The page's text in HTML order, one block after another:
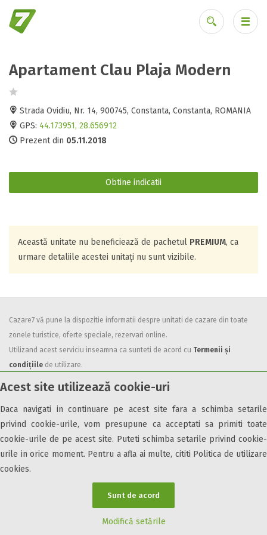
Acest site utilizează cookie-uri
Daca navigati in continuare pe acest site fara a schimba setarile
privind cookie-urile, vom presupune ca acceptati sa primiti toate
cookie-urile de pe acest site. Puteti schimba setarile privind cookie-
urile in orice moment. Pentru a afla ai multe, cititi Politica de utilizare
cookies.
Sunt de acord
Modifică setările
Ai uitat parola?
Apartament Clau Plaja Modern
Strada Ovidiu, Nr. 14, 900745, Constanta, Constanta, ROMANIA
GPS: 44.173951, 28.656912
Prezent din 05.11.2018
Obtine indicatii
Această unitate nu beneficiează de pachetul PREMIUM, ca
urmare detaliile acestei unitați nu sunt vizibile.
Cazare7 vă pune la dispozitie informatii despre unitati de cazare din toate
zonele turistice, oferte speciale, rezervari online.
Utilizand acest serviciu inseamna ca sunteti de acord cu Termenii și
condițiile de utilizare.
© 2026 Cazare7. Toate drepturile rezervate.
Obiective turistice